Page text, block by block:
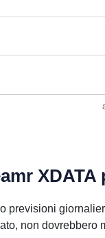
XDATA
previsioni
non